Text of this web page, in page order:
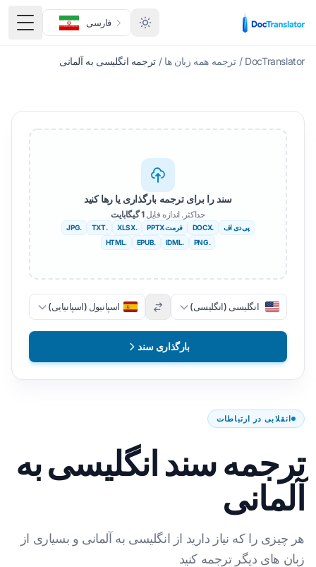
فارسی
منوی
DocTranslator
/ ترجمه همه زبان ها / ترجمه انگلیسی به آلمانی
انقلابی در ارتباطات
ترجمه سند انگلیسی به
آلمانی
هر چیزی را که نیاز دارید از انگلیسی به آلمانی و بسیاری از
زبان های دیگر ترجمه کنید
سند را برای ترجمه بارگذاری یا رها کنید
حداکثر. اندازه فایل1 گیگابایت
پی دی اف .DOCX فرمت PPTX .XLSX
.TXT
.JPG
.PNG
.IDML
.EPUB
.HTML
انگلیسی (انگلیسی) اسپانیول (اسپانیایی)
بارگذاری سند